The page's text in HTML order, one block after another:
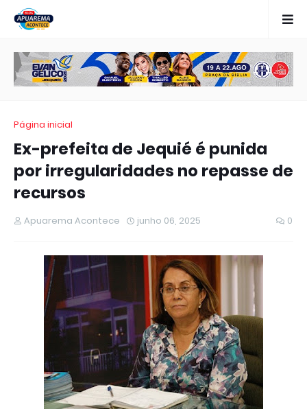
Página inicial
Ex-prefeita de Jequié é punida
por irregularidades no repasse de
recursos
Apuarema Acontece junho 06, 2025 0